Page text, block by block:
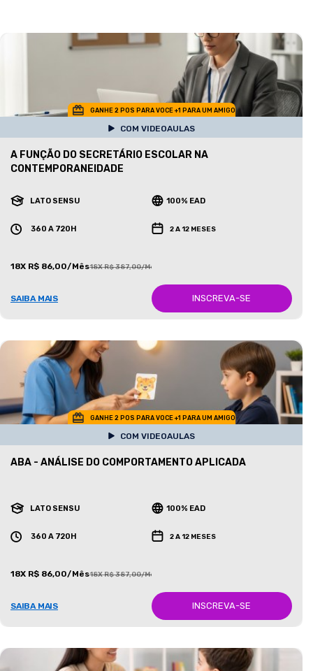
GANHE 2 POS PARA VOCE +1 PARA UM AMIGO
COM VIDEOAULAS
A FUNÇÃO DO SECRETÁRIO ESCOLAR NA
CONTEMPORANEIDADE
LATO SENSU 100% EAD
360 A 720H 2 A 12 MESES
18X R$ 86,00/Mês18X R$ 387,00/Mês
SAIBA MAIS INSCREVA-SE
GANHE 2 POS PARA VOCE +1 PARA UM AMIGO
COM VIDEOAULAS
ABA - ANÁLISE DO COMPORTAMENTO APLICADA
LATO SENSU 100% EAD
360 A 720H 2 A 12 MESES
18X R$ 86,00/Mês18X R$ 387,00/Mês
SAIBA MAIS INSCREVA-SE